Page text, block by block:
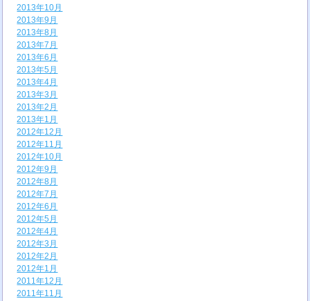
2013年10月
2013年9月
2013年8月
2013年7月
2013年6月
2013年5月
2013年4月
2013年3月
2013年2月
2013年1月
2012年12月
2012年11月
2012年10月
2012年9月
2012年8月
2012年7月
2012年6月
2012年5月
2012年4月
2012年3月
2012年2月
2012年1月
2011年12月
2011年11月